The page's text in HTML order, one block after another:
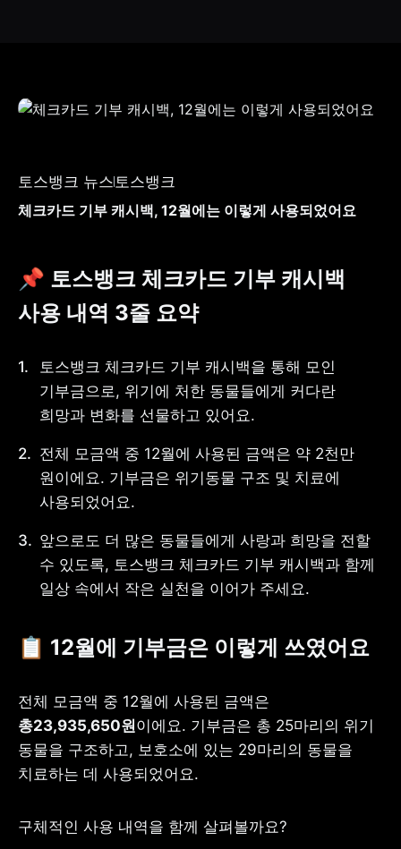
사업자 등록번호 : 462-86-01671
주소 : 06133 서울특별시 강남구
한국지식재산센터)
대표 : 이은미
고객센터
이메일 : help@tossbank.com
이용자유의사항
보호금융상품등록부
상품공시실
공지사항
준법제보
경영공시
직원 고충 접수
토스뱅크 뉴스 토스뱅크
체크카드 기부 캐시백, 12월에는 이렇게 사용되었어요
📌 토스뱅크 체크카드 기부 캐시백
사용 내역 3줄 요약
토스뱅크 체크카드 기부 캐시백을 통해 모인
기부금으로, 위기에 처한 동물들에게 커다란
희망과 변화를 선물하고 있어요.
전체 모금액 중 12월에 사용된 금액은 약 2천만
원이에요. 기부금은 위기동물 구조 및 치료에
사용되었어요.
앞으로도 더 많은 동물들에게 사랑과 희망을 전할
수 있도록, 토스뱅크 체크카드 기부 캐시백과 함께
일상 속에서 작은 실천을 이어가 주세요.
📋 12월에 기부금은 이렇게 쓰였어요
총23,935,650원이에요. 기부금은 총 25마리의 위기
동물을 구조하고, 보호소에 있는 29마리의 동물을
치료하는 데 사용되었어요.
구체적인 사용 내역을 함께 살펴볼까요?